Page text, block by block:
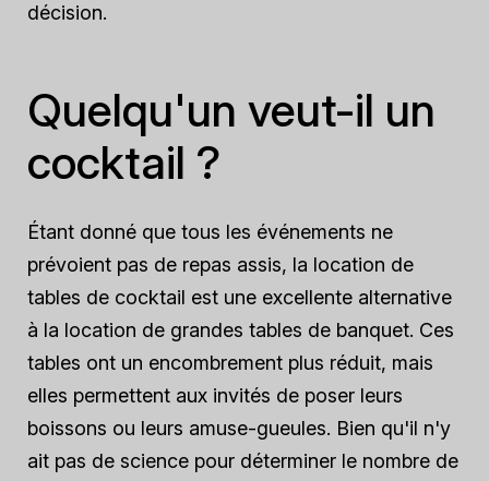
décision.
Quelqu'un veut-il un
cocktail ?
Étant donné que tous les événements ne
prévoient pas de repas assis, la location de
tables de cocktail est une excellente alternative
à la location de grandes tables de banquet. Ces
tables ont un encombrement plus réduit, mais
elles permettent aux invités de poser leurs
boissons ou leurs amuse-gueules. Bien qu'il n'y
ait pas de science pour déterminer le nombre de